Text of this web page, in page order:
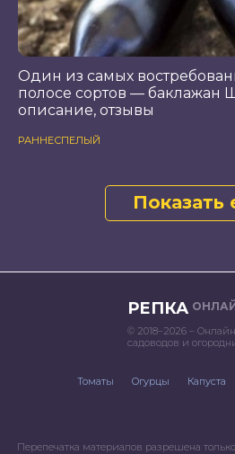
Один из самых
полосе сортов — баклажан
описание, отзывы
РАННЕСПЕЛЫЙ
Показать
РЕПКА
© 2018–2026 –
садоводов и
Томаты Огурцы Капуста
Перепечатка материалов разрешена